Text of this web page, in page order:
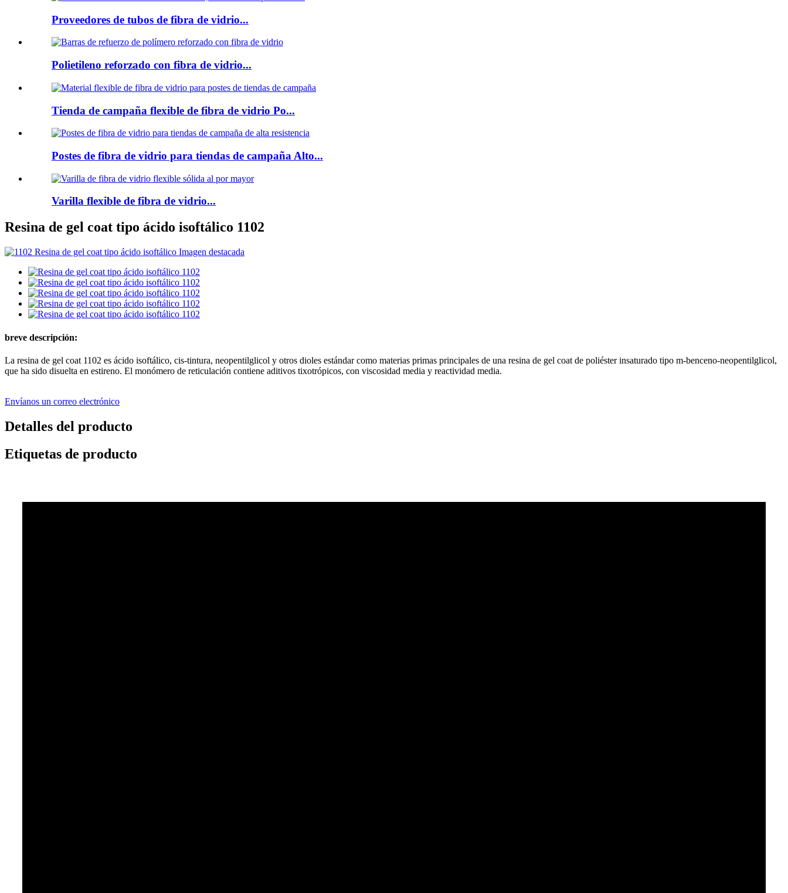
Proveedores de tubos de fibra de vidrio...
Polietileno reforzado con fibra de vidrio...
Tienda de campaña flexible de fibra de vidrio Po...
Postes de fibra de vidrio para tiendas de campaña Alto...
Varilla flexible de fibra de vidrio...
Resina de gel coat tipo ácido isoftálico 1102
breve descripción:
La resina de gel coat 1102 es ácido isoftálico, cis-tintura, neopentilglicol y otros dioles estándar como materias primas principales de una resina de gel coat de poliéster insaturado tipo m-benceno-neopentilglicol,
que ha sido disuelta en estireno. El monómero de reticulación contiene aditivos tixotrópicos, con viscosidad media y reactividad media.
Envíanos un correo electrónico
Detalles del producto
Etiquetas de producto